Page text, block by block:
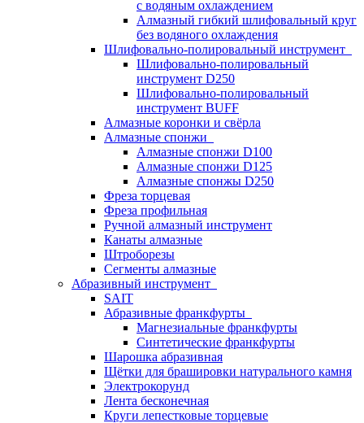
с водяным охлаждением
Алмазный гибкий шлифовальный круг
без водяного охлаждения
Шлифовально-полировальный инструмент
Шлифовально-полировальный
инструмент D250
Шлифовально-полировальный
инструмент BUFF
Алмазные коронки и свёрла
Алмазные спонжи
Алмазные спонжи D100
Алмазные спонжи D125
Алмазные спонжы D250
Фреза торцевая
Фреза профильная
Ручной алмазный инструмент
Канаты алмазные
Штроборезы
Сегменты алмазные
Абразивный инструмент
SAIT
Абразивные франкфурты
Магнезиальные франкфурты
Синтетические франкфурты
Шарошка абразивная
Щётки для брашировки натурального камня
Электрокорунд
Лента бесконечная
Круги лепестковые торцевые